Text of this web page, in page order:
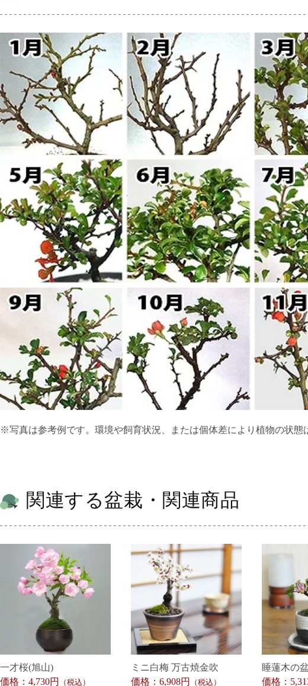
※写真は参考例です。環境や飼育状況、または個体差により植物の状態
関連する盆栽・関連商品
一才桜(旭山)
価格：4,730円
（税込）
ミニ白梅 万古焼金吹
価格：6,908円
（税込）
睡蓮木の
価格：